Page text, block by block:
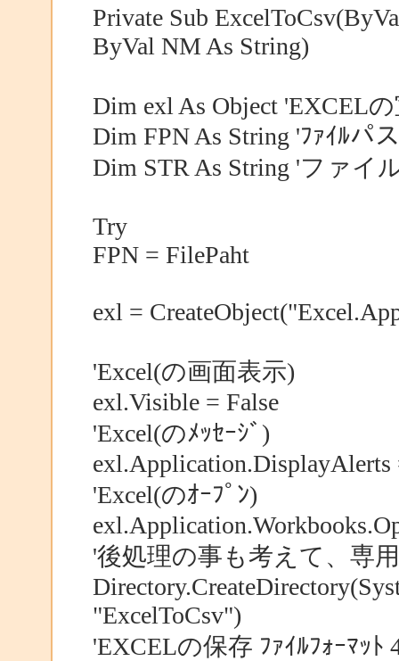
Private Sub
ByVal NM As String)
Dim exl As Object 'EXCEL
Dim FPN As String 'ﾌｧｲﾙパス
Dim STR As String 'ファイ
Try
FPN = FilePaht
exl =
'Excel(の画面表示)
exl.Visible = False
'Excel(のﾒｯｾｰｼﾞ)
exl.Application.DisplayAlerts
'Excel(のｵｰﾌﾟﾝ)
'後処理の事も考えて、専
"ExcelToCsv")
'EXCELの保存 ﾌｧｲﾙﾌｫｰﾏｯﾄ